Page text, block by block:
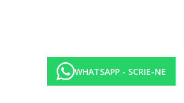
WHATSAPP - SCRIE-NE